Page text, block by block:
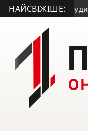
НАЙСВІЖІШЕ:
серцево-судинна